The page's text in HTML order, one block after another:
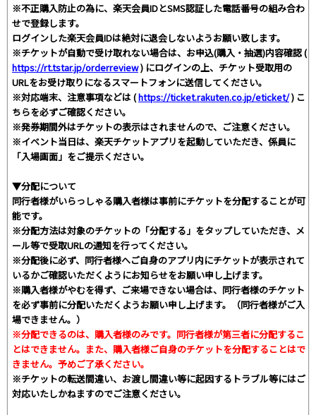
※不正購入防止の為に、楽天会員IDとSMS認証した電話番号の組み合わ
せで登録します。
ログインした楽天会員IDは絶対に退会しないようお願い致します。
※チケットが自動で受け取れない場合は、お申込(購入・抽選)内容確認 (
https://rt.tstar.jp/orderreview) にログインの上、チケット受取用の
URLをお受け取りになるスマートフォンに送信してください。
※対応端末、注意事項などは (https://ticket.rakuten.co.jp/eticket/) こ
ちらを必ずご確認ください。
※発券期間外はチケットの表示はされませんので、ご注意ください。
※イベント当日は、楽天チケットアプリを起動していただき、係員に
「入場画面」をご提示ください。
▼分配について
同行者様がいらっしゃる購入者様は事前にチケットを分配することが可
能です。
※分配方法は対象のチケットの「分配する」をタップしていただき、メ
ール等で受取URLの通知を行ってください。
※分配後に必ず、同行者様へご自身のアプリ内にチケットが表示されて
いるかご確認いただくようにお知らせをお願い申し上げます。
※購入者様がやむを得ず、ご来場できない場合は、同行者様のチケット
を必ず事前に分配いただくようお願い申し上げます。（同行者様がご入
場できません。）
※分配できるのは、購入者様のみです。同行者様が第三者に分配するこ
とはできません。また、購入者様ご自身のチケットを分配することはで
きません。予めご了承ください。
※チケットの転送間違い、お渡し間違い等に起因するトラブル等にはご
対応いたしかねますのでご注意ください。